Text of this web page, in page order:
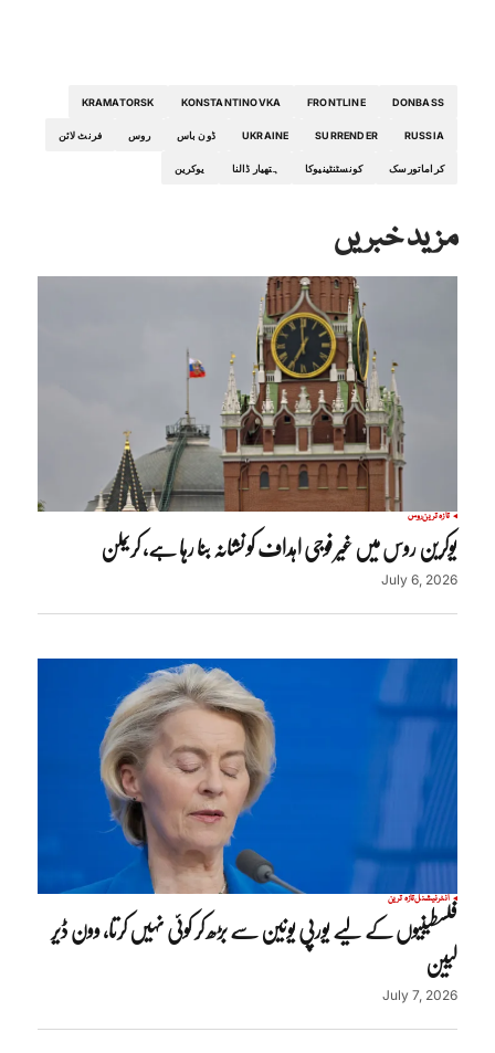
DONBASS
FRONTLINE
KONSTANTINOVKA
KRAMATORSK
RUSSIA
SURRENDER
UKRAINE ڈون باس روس فرنٹ لائن
کراماتورسک کونسٹنٹینیوکا ہتھیار ڈالنا یوکرین
مزید خبریں
تازہ ترینروس
یوکرین روس میں غیر فوجی اہداف کو نشانہ بنا رہا ہے، کریملن
July 6, 2026
انٹرنیشنلتازہ ترین
فلسطینیوں کے لیے یورپی یونین سے بڑھ کر کوئی نہیں کرتا، وون ڈیر
لیین
July 7, 2026